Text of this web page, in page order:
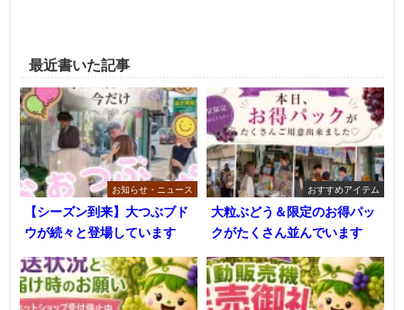
最近書いた記事
お知らせ・ニュース
【シーズン到来】大つぶブド
ウが続々と登場しています
おすすめアイテム
大粒ぶどう＆限定のお得パッ
クがたくさん並んでいます